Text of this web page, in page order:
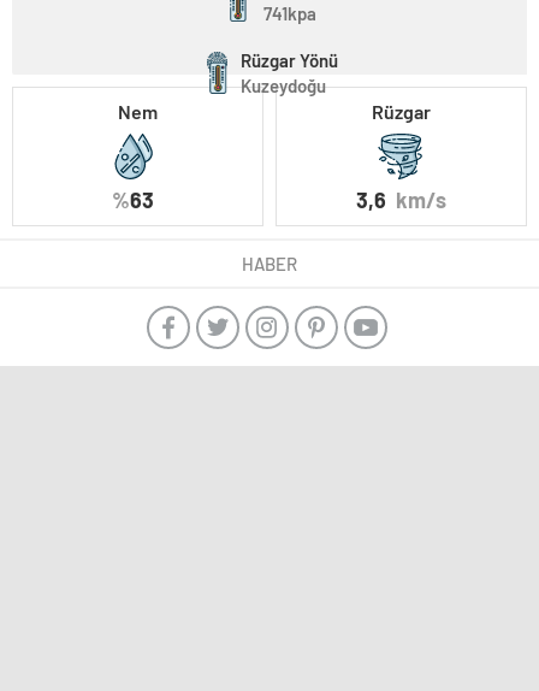
741kpa
Rüzgar Yönü
Kuzeydoğu
Nem
%63
Rüzgar
3,6 km/s
HABER